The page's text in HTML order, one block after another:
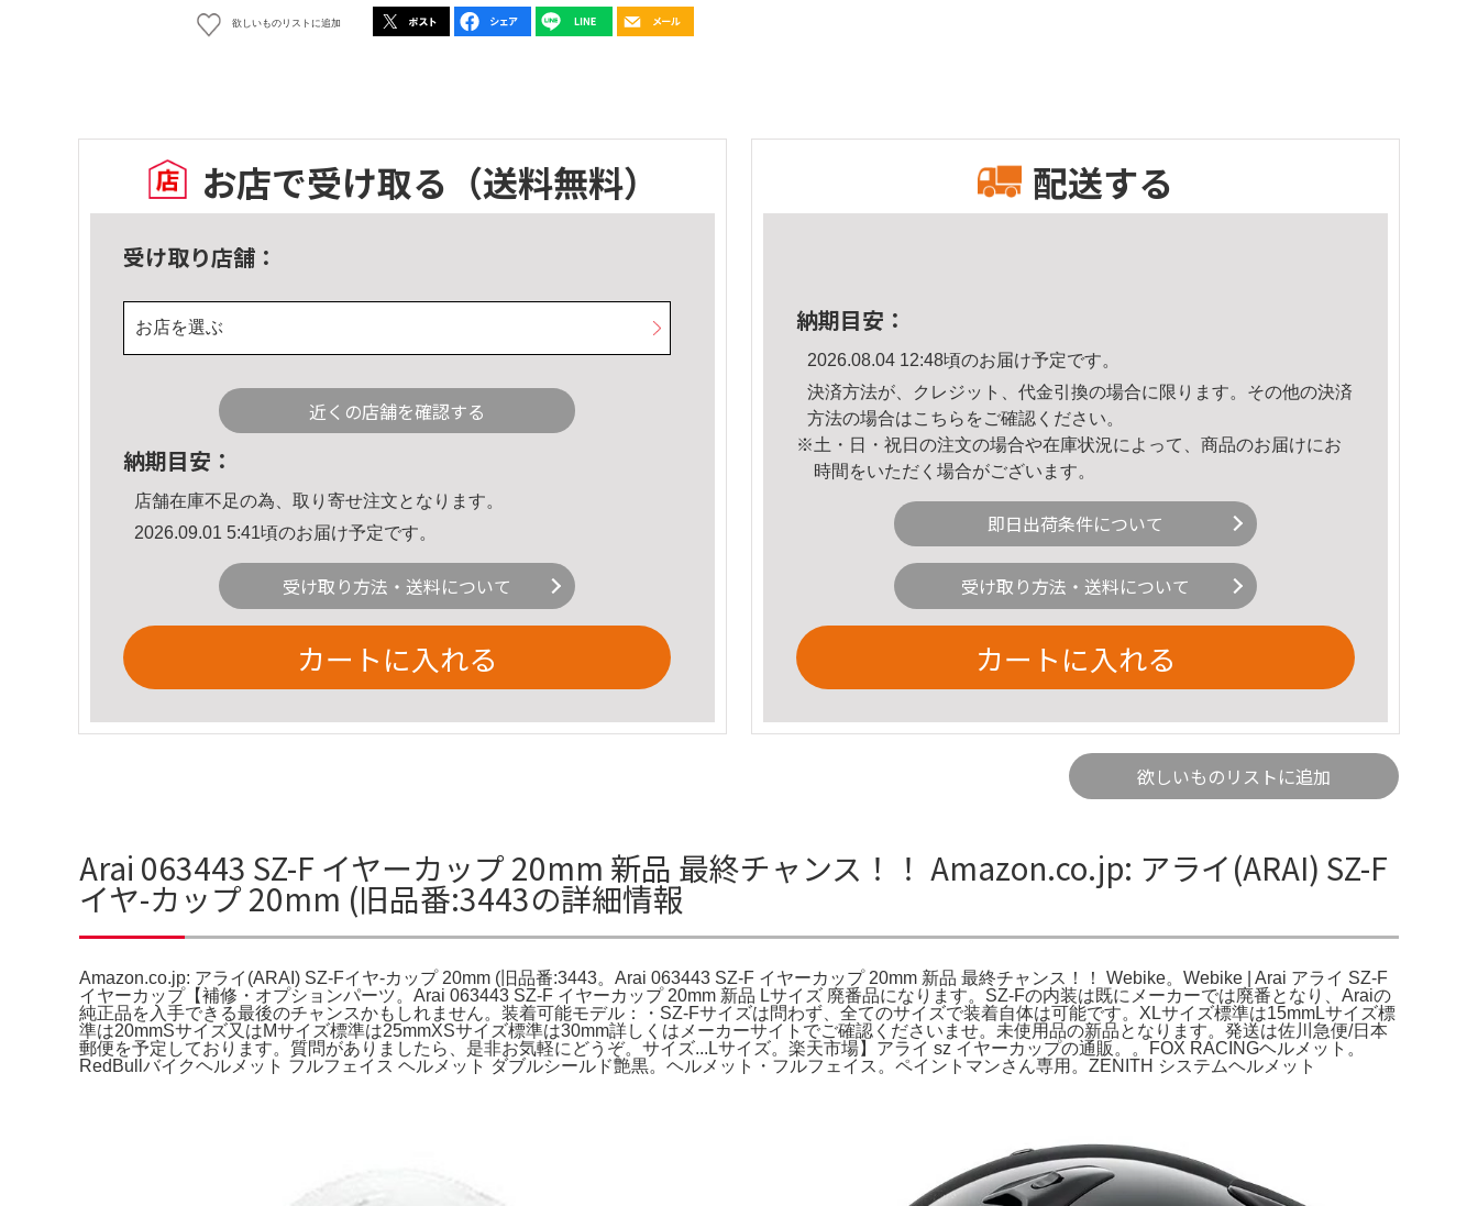
欲しいものリストに追加
お店で受け取る （送料無料）
受け取り店舗：
お店を選ぶ
近くの店舗を確認する
納期目安：
店舗在庫不足の為、取り寄せ注文となります。
2026.09.01 5:41頃のお届け予定です。
受け取り方法・送料について
カートに入れる
配送する
納期目安：
2026.08.04 12:48頃のお届け予定です。
決済方法が、クレジット、代金引換の場合に限ります。その他の決済
方法の場合はこちら をご確認ください。
※土・日・祝日の注文の場合や在庫状況によって、商品のお届けにお
時間をいただく場合がございます。
即日出荷条件について
受け取り方法・送料について
カートに入れる
欲しいものリストに追加
Arai 063443 SZ-F イヤーカップ 20mm 新品 最終チャンス！！ Amazon.co.jp: アライ(ARAI) SZ-F
イヤ-カップ 20mm (旧品番:3443の詳細情報
Amazon.co.jp: アライ(ARAI) SZ-Fイヤ-カップ 20mm (旧品番:3443。Arai 063443 SZ-F イヤーカップ 20mm 新品 最終チャンス！！ Webike。Webike | Arai アライ SZ-F
イヤーカップ【補修・オプションパーツ。Arai 063443 SZ-F イヤーカップ 20mm 新品 Lサイズ 廃番品になります。SZ-Fの内装は既にメーカーでは廃番となり、Araiの
純正品を入手できる最後のチャンスかもしれません。装着可能モデル：・SZ-Fサイズは問わず、全てのサイズで装着自体は可能です。XLサイズ標準は15mmLサイズ標
準は20mmSサイズ又はMサイズ標準は25mmXSサイズ標準は30mm詳しくはメーカーサイトでご確認くださいませ。未使用品の新品となります。発送は佐川急便/日本
郵便を予定しております。質問がありましたら、是非お気軽にどうぞ。サイズ...Lサイズ。楽天市場】アライ sz イヤーカップの通販。。FOX RACINGヘルメット。
RedBullバイクヘルメット フルフェイス ヘルメット ダブルシールド艶黒。ヘルメット・フルフェイス。ペイントマンさん専用。ZENITH システムヘルメット